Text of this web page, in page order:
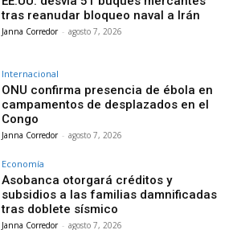
tras reanudar bloqueo naval a Irán
Janna Corredor - agosto 7, 2026
Internacional
ONU confirma presencia de ébola en
campamentos de desplazados en el
Congo
Janna Corredor - agosto 7, 2026
Economía
Asobanca otorgará créditos y
subsidios a las familias damnificadas
tras doblete sísmico
Janna Corredor - agosto 7, 2026